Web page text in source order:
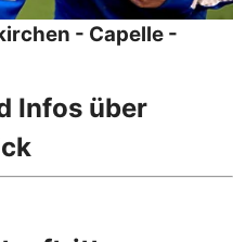
- Capelle -
Infos über